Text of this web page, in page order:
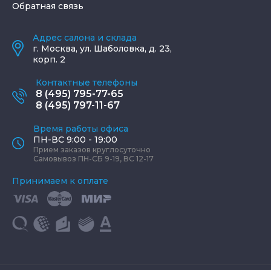
Обратная связь
Адрес салона и склада
г. Москва, ул. Шаболовка, д. 23,
корп. 2
Контактные телефоны
8 (495) 795-77-65
8 (495) 797-11-67
Время работы офиса
ПН-ВС 9:00 - 19:00
Прием заказов круглосуточно
Самовывоз ПН-СБ 9-19, ВС 12-17
Принимаем к оплате